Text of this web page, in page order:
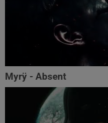
Myrÿ - Absent